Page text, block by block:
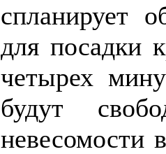
спланирует
для посадки
четырех
будут
невесомости